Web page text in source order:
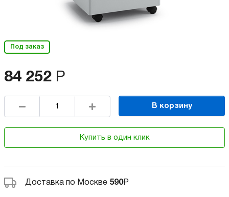
Под заказ
84 252 Р
В корзину
Купить в один клик
Доставка по Москве 590Р